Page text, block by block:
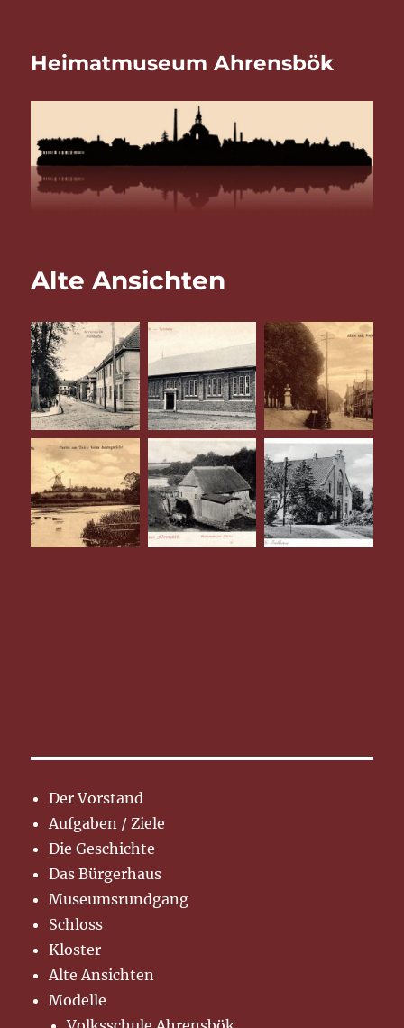
Heimatmuseum Ahrensbök
Alte Ansichten
Der Vorstand
Aufgaben / Ziele
Die Geschichte
Das Bürgerhaus
Museumsrundgang
Schloss
Kloster
Alte Ansichten
Modelle